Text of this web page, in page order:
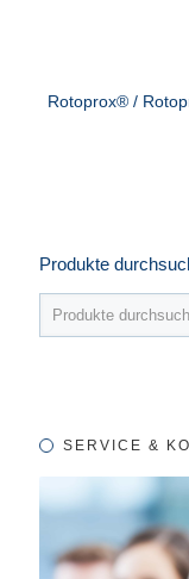
Rotoprox® /
Produkte
SERVICE &